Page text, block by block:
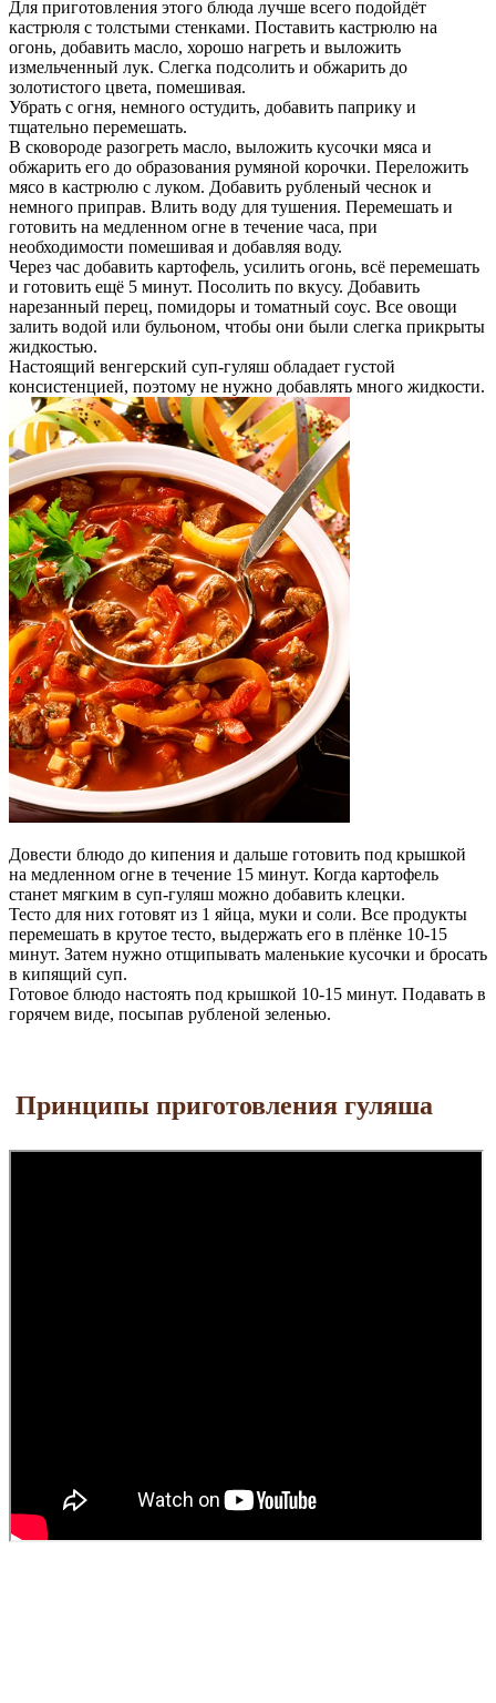
Для приготовления этого блюда лучше всего подойдёт
кастрюля с толстыми стенками. Поставить кастрюлю на
огонь, добавить масло, хорошо нагреть и выложить
измельченный лук. Слегка подсолить и обжарить до
золотистого цвета, помешивая.
Убрать с огня, немного остудить, добавить паприку и
тщательно перемешать.
В сковороде разогреть масло, выложить кусочки мяса и
обжарить его до образования румяной корочки. Переложить
мясо в кастрюлю с луком. Добавить рубленый чеснок и
немного приправ. Влить воду для тушения. Перемешать и
готовить на медленном огне в течение часа, при
необходимости помешивая и добавляя воду.
Через час добавить картофель, усилить огонь, всё перемешать
и готовить ещё 5 минут. Посолить по вкусу. Добавить
нарезанный перец, помидоры и томатный соус. Все овощи
залить водой или бульоном, чтобы они были слегка прикрыты
жидкостью.
Настоящий венгерский суп-гуляш обладает густой
консистенцией, поэтому не нужно добавлять много жидкости.
Довести блюдо до кипения и дальше готовить под крышкой
на медленном огне в течение 15 минут. Когда картофель
станет мягким в суп-гуляш можно добавить клецки.
Тесто для них готовят из 1 яйца, муки и соли. Все продукты
перемешать в крутое тесто, выдержать его в плёнке 10-15
минут. Затем нужно отщипывать маленькие кусочки и бросать
в кипящий суп.
Готовое блюдо настоять под крышкой 10-15 минут. Подавать в
горячем виде, посыпав рубленой зеленью.
Принципы приготовления гуляша